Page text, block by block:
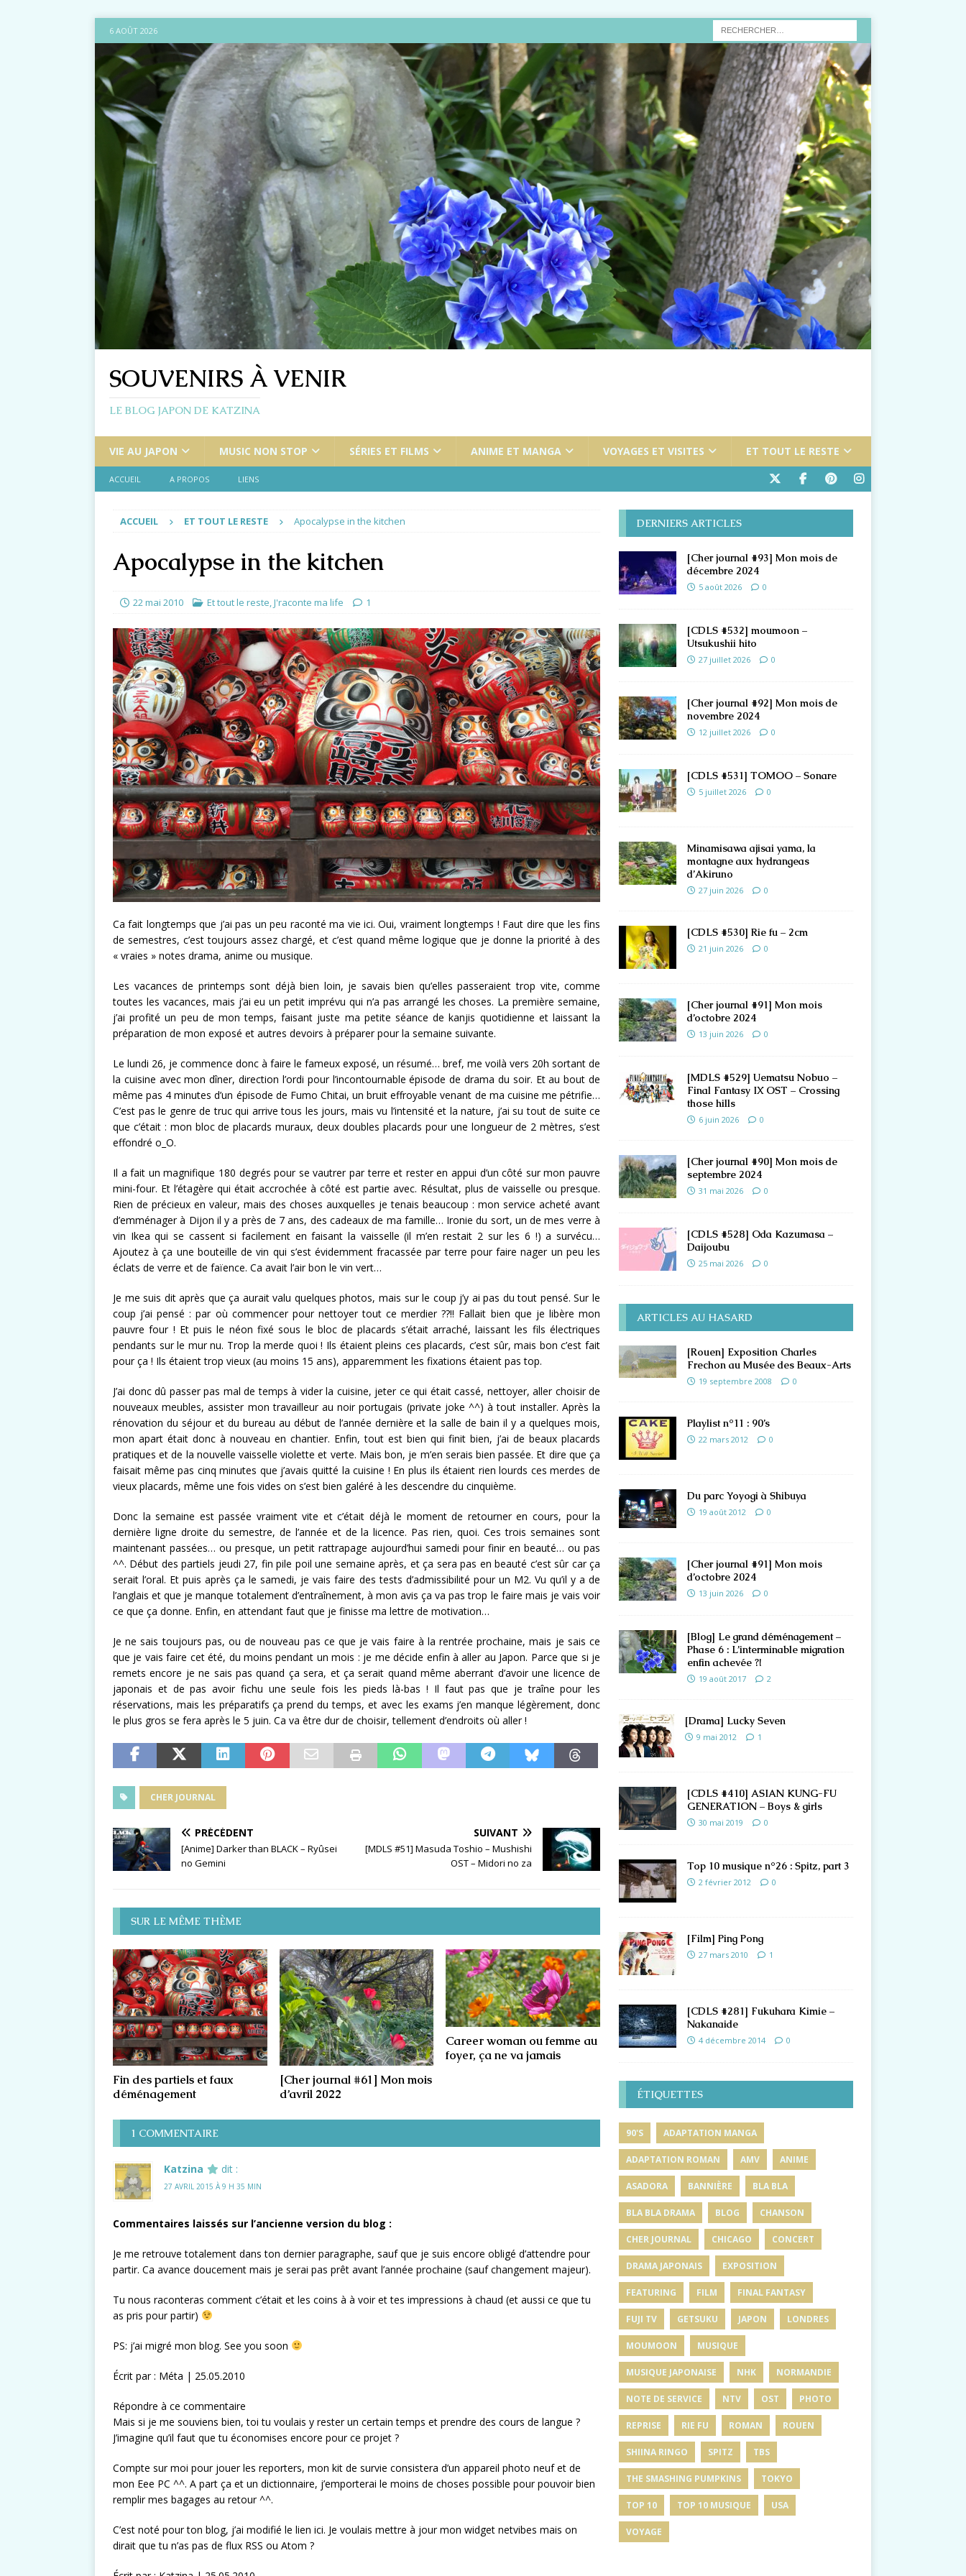
6 AOÛT 2026
SOUVENIRS À VENIR
LE BLOG JAPON DE KATZINA
VIE AU JAPON MUSIC NON STOP SÉRIES ET FILMS ANIME ET MANGA VOYAGES ET VISITES ET TOUT LE RESTE
ACCUEIL A PROPOS LIENS
ACCUEIL ET TOUT LE RESTE Apocalypse in the kitchen
Apocalypse in the kitchen
22 mai 2010 Et tout le reste,J'raconte ma life 1
Ca fait longtemps que j’ai pas un peu raconté ma vie ici. Oui, vraiment longtemps ! Faut dire que les fins
de semestres, c’est toujours assez chargé, et c’est quand même logique que je donne la priorité à des
« vraies » notes drama, anime ou musique.
Les vacances de printemps sont déjà bien loin, je savais bien qu’elles passeraient trop vite, comme
toutes les vacances, mais j’ai eu un petit imprévu qui n’a pas arrangé les choses. La première semaine,
j’ai profité un peu de mon temps, faisant juste ma petite séance de kanjis quotidienne et laissant la
préparation de mon exposé et autres devoirs à préparer pour la semaine suivante.
Le lundi 26, je commence donc à faire le fameux exposé, un résumé… bref, me voilà vers 20h sortant de
la cuisine avec mon dîner, direction l’ordi pour l’incontournable épisode de drama du soir. Et au bout de
même pas 4 minutes d’un épisode de Fumo Chitai, un bruit effroyable venant de ma cuisine me pétrifie…
C’est pas le genre de truc qui arrive tous les jours, mais vu l’intensité et la nature, j’ai su tout de suite ce
que c’était : mon bloc de placards muraux, deux doubles placards pour une longueur de 2 mètres, s’est
effondré o_O.
Il a fait un magnifique 180 degrés pour se vautrer par terre et rester en appui d’un côté sur mon pauvre
mini-four. Et l’étagère qui était accrochée à côté est partie avec. Résultat, plus de vaisselle ou presque.
Rien de précieux en valeur, mais des choses auxquelles je tenais beaucoup : mon service acheté avant
d’emménager à Dijon il y a près de 7 ans, des cadeaux de ma famille… Ironie du sort, un de mes verre à
vin Ikea qui se cassent si facilement en faisant la vaisselle (il m’en restait 2 sur les 6 !) a survécu…
Ajoutez à ça une bouteille de vin qui s’est évidemment fracassée par terre pour faire nager un peu les
éclats de verre et de faïence. Ca avait l’air bon le vin vert…
Je me suis dit après que ça aurait valu quelques photos, mais sur le coup j’y ai pas du tout pensé. Sur le
coup j’ai pensé : par où commencer pour nettoyer tout ce merdier ??!! Fallait bien que je libère mon
pauvre four ! Et puis le néon fixé sous le bloc de placards s’était arraché, laissant les fils électriques
pendants sur le mur nu. Trop la merde quoi ! Ils étaient pleins ces placards, c’est sûr, mais bon c’est fait
pour ça ! Ils étaient trop vieux (au moins 15 ans), apparemment les fixations étaient pas top.
J’ai donc dû passer pas mal de temps à vider la cuisine, jeter ce qui était cassé, nettoyer, aller choisir de
nouveaux meubles, assister mon travailleur au noir portugais (private joke ^^) à tout installer. Après la
rénovation du séjour et du bureau au début de l’année dernière et la salle de bain il y a quelques mois,
mon apart était donc à nouveau en chantier. Enfin, tout est bien qui finit bien, j’ai de beaux placards
pratiques et de la nouvelle vaisselle violette et verte. Mais bon, je m’en serais bien passée. Et dire que ça
faisait même pas cinq minutes que j’avais quitté la cuisine ! En plus ils étaient rien lourds ces merdes de
vieux placards, même une fois vides on s’est bien galéré à les descendre du cinquième.
Donc la semaine est passée vraiment vite et c’était déjà le moment de retourner en cours, pour la
dernière ligne droite du semestre, de l’année et de la licence. Pas rien, quoi. Ces trois semaines sont
maintenant passées… ou presque, un petit rattrapage aujourd’hui samedi pour finir en beauté… ou pas
^^. Début des partiels jeudi 27, fin pile poil une semaine après, et ça sera pas en beauté c’est sûr car ça
serait l’oral. Et puis après ça le samedi, je vais faire des tests d’admissibilité pour un M2. Vu qu’il y a de
l’anglais et que je manque totalement d’entraînement, à mon avis ça va pas trop le faire mais je vais voir
ce que ça donne. Enfin, en attendant faut que je finisse ma lettre de motivation…
Je ne sais toujours pas, ou de nouveau pas ce que je vais faire à la rentrée prochaine, mais je sais ce
que je vais faire cet été, du moins pendant un mois : je me décide enfin à aller au Japon. Parce que si je
remets encore je ne sais pas quand ça sera, et ça serait quand même aberrant d’avoir une licence de
japonais et de pas avoir fichu une seule fois les pieds là-bas ! Il faut pas que je traîne pour les
réservations, mais les préparatifs ça prend du temps, et avec les exams j’en manque légèrement, donc
le plus gros se fera après le 5 juin. Ca va être dur de choisir, tellement d’endroits où aller !
CHER JOURNAL
PRÉCÉDENT
[Anime] Darker than BLACK – Ryûsei
no Gemini
SUIVANT
[MDLS #51] Masuda Toshio – Mushishi
OST – Midori no za
SUR LE MÊME THÈME
Fin des partiels et faux
déménagement
[Cher journal #61] Mon mois
d’avril 2022
Career woman ou femme au
foyer, ça ne va jamais
1 COMMENTAIRE
Katzina dit :
27 AVRIL 2015 À 9 H 35 MIN
Commentaires laissés sur l’ancienne version du blog :
Je me retrouve totalement dans ton dernier paragraphe, sauf que je suis encore obligé d’attendre pour
partir. Ca avance doucement mais je serai pas prêt avant l’année prochaine (sauf changement majeur).
Tu nous raconteras comment c’était et les coins à à voir et tes impressions à chaud (et aussi ce que tu
as pris pour partir)
PS: j’ai migré mon blog. See you soon
Écrit par : Méta | 25.05.2010
Répondre à ce commentaire
Mais si je me souviens bien, toi tu voulais y rester un certain temps et prendre des cours de langue ?
J’imagine qu’il faut que tu économises encore pour ce projet ?
Compte sur moi pour jouer les reporters, mon kit de survie consistera d’un appareil photo neuf et de
mon Eee PC ^^. A part ça et un dictionnaire, j’emporterai le moins de choses possible pour pouvoir bien
remplir mes bagages au retour ^^.
C’est noté pour ton blog, j’ai modifié le lien ici. Je voulais mettre à jour mon widget netvibes mais on
dirait que tu n’as pas de flux RSS ou Atom ?
DERNIERS ARTICLES
[Cher journal #93] Mon mois de
décembre 2024
5 août 2026 0
[CDLS #532] moumoon –
Utsukushii hito
27 juillet 2026 0
[Cher journal #92] Mon mois de
novembre 2024
12 juillet 2026 0
[CDLS #531] TOMOO – Sonare
5 juillet 2026 0
Minamisawa ajisai yama, la
montagne aux hydrangeas
d’Akiruno
27 juin 2026 0
[CDLS #530] Rie fu – 2cm
21 juin 2026 0
[Cher journal #91] Mon mois
d’octobre 2024
13 juin 2026 0
[MDLS #529] Uematsu Nobuo –
Final Fantasy IX OST – Crossing
those hills
6 juin 2026 0
[Cher journal #90] Mon mois de
septembre 2024
31 mai 2026 0
[CDLS #528] Oda Kazumasa –
Daijoubu
25 mai 2026 0
ARTICLES AU HASARD
[Rouen] Exposition Charles
Frechon au Musée des Beaux-Arts
19 septembre 2008 0
Playlist n°11 : 90’s
22 mars 2012 0
Du parc Yoyogi à Shibuya
19 août 2012 0
[Cher journal #91] Mon mois
d’octobre 2024
13 juin 2026 0
[Blog] Le grand déménagement –
Phase 6 : L’interminable migration
enfin achevée ?!
19 août 2017 2
[Drama] Lucky Seven
9 mai 2012 1
[CDLS #410] ASIAN KUNG-FU
GENERATION – Boys & girls
30 mai 2019 0
Top 10 musique n°26 : Spitz, part 3
2 février 2012 0
[Film] Ping Pong
27 mars 2010 1
[CDLS #281] Fukuhara Kimie –
Nakanaide
4 décembre 2014 0
ÉTIQUETTES
90'S ADAPTATION MANGA
ADAPTATION ROMAN AMV ANIME
ASADORA BANNIÈRE BLA BLA
BLA BLA DRAMA BLOG CHANSON
CHER JOURNAL CHICAGO CONCERT
DRAMA JAPONAIS EXPOSITION
FEATURING FILM FINAL FANTASY
FUJI TV GETSUKU JAPON LONDRES
MOUMOON MUSIQUE
MUSIQUE JAPONAISE NHK NORMANDIE
NOTE DE SERVICE NTV OST PHOTO
REPRISE RIE FU ROMAN ROUEN
SHIINA RINGO SPITZ TBS
THE SMASHING PUMPKINS TOKYO
TOP 10 TOP 10 MUSIQUE USA
VOYAGE